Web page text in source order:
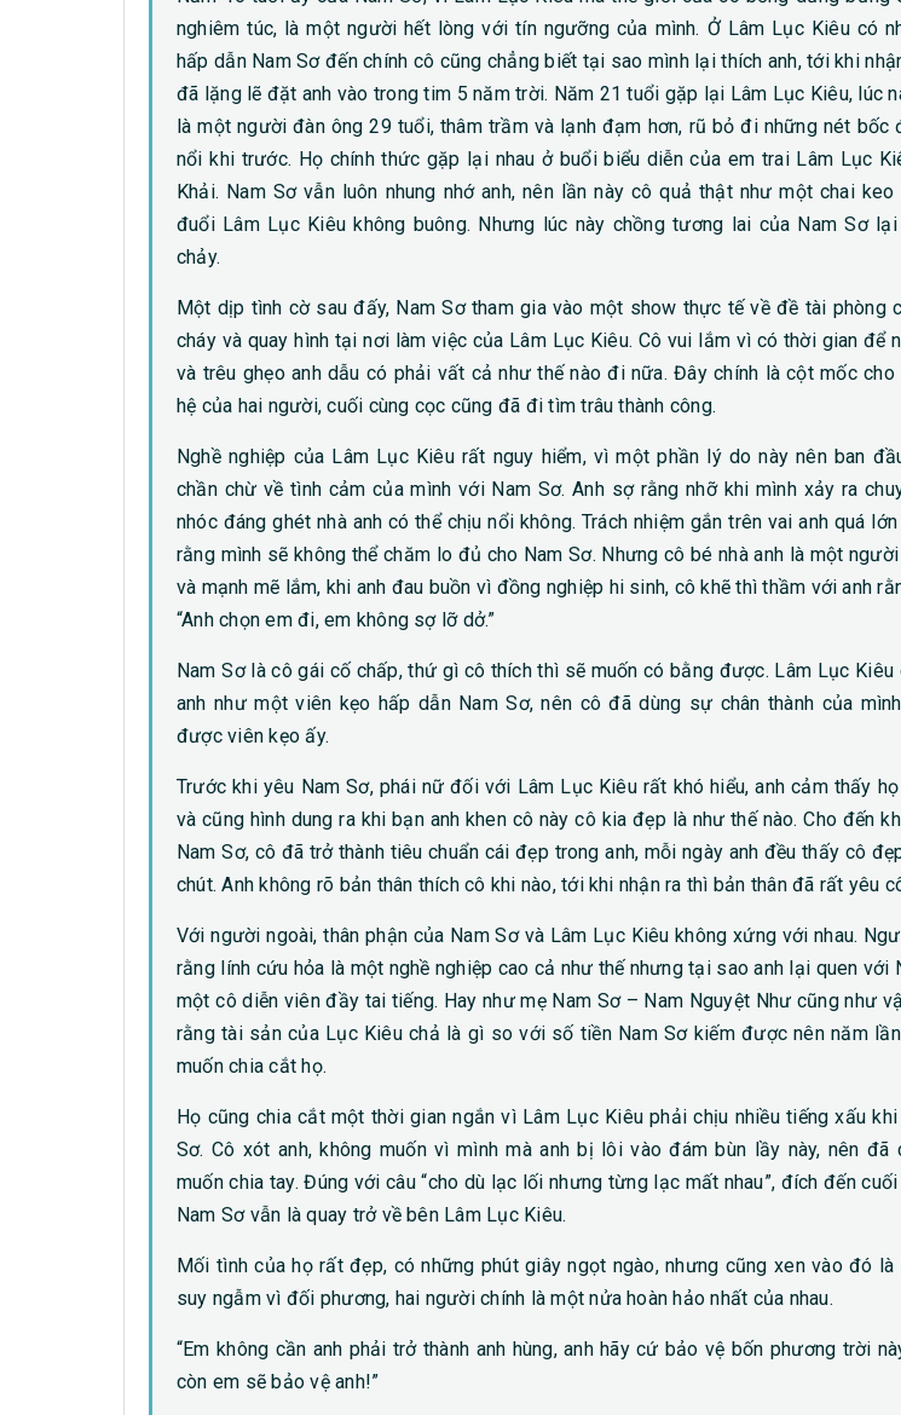
nghiêm túc, là một người hết lòng với tín ngưỡng của mình. Ở Lâm Lục Kiêu có
hấp dẫn Nam Sơ đến chính cô cũng chẳng biết tại sao mình lại thích anh, tới khi
đã lặng lẽ đặt anh vào trong tim 5 năm trời. Năm 21 tuổi gặp lại Lâm Lục Kiêu, lúc
là một người đàn ông 29 tuổi, thâm trầm và lạnh đạm hơn, rũ bỏ đi những nét bốc
nổi khi trước. Họ chính thức gặp lại nhau ở buổi biểu diễn của em trai Lâm Lục
Khải. Nam Sơ vẫn luôn nhung nhớ anh, nên lần này cô quả thật như một chai
đuổi Lâm Lục Kiêu không buông. Nhưng lúc này chồng tương lai của Nam Sơ
chảy.
Một dịp tình cờ sau đấy, Nam Sơ tham gia vào một show thực tế về đề tài phòng
cháy và quay hình tại nơi làm việc của Lâm Lục Kiêu. Cô vui lắm vì có thời gian để
và trêu ghẹo anh dẫu có phải vất cả như thế nào đi nữa. Đây chính là cột mốc cho
hệ của hai người, cuối cùng cọc cũng đã đi tìm trâu thành công.
Nghề nghiệp của Lâm Lục Kiêu rất nguy hiểm, vì một phần lý do này nên ban
chần chừ về tình cảm của mình với Nam Sơ. Anh sợ rằng nhỡ khi mình xảy ra
nhóc đáng ghét nhà anh có thể chịu nổi không. Trách nhiệm gắn trên vai anh quá
rằng mình sẽ không thể chăm lo đủ cho Nam Sơ. Nhưng cô bé nhà anh là một
và mạnh mẽ lắm, khi anh đau buồn vì đồng nghiệp hi sinh, cô khẽ thì thầm với anh
“Anh chọn em đi, em không sợ lỡ dở.”
Nam Sơ là cô gái cố chấp, thứ gì cô thích thì sẽ muốn có bằng được. Lâm Lục Kiêu
anh như một viên kẹo hấp dẫn Nam Sơ, nên cô đã dùng sự chân thành của
được viên kẹo ấy.
Trước khi yêu Nam Sơ, phái nữ đối với Lâm Lục Kiêu rất khó hiểu, anh cảm thấy
và cũng hình dung ra khi bạn anh khen cô này cô kia đẹp là như thế nào. Cho đến
Nam Sơ, cô đã trở thành tiêu chuẩn cái đẹp trong anh, mỗi ngày anh đều thấy cô
chút. Anh không rõ bản thân thích cô khi nào, tới khi nhận ra thì bản thân đã rất yêu
Với người ngoài, thân phận của Nam Sơ và Lâm Lục Kiêu không xứng với nhau.
rằng lính cứu hỏa là một nghề nghiệp cao cả như thế nhưng tại sao anh lại quen với
một cô diễn viên đầy tai tiếng. Hay như mẹ Nam Sơ – Nam Nguyệt Như cũng như
rằng tài sản của Lục Kiêu chả là gì so với số tiền Nam Sơ kiếm được nên năm
muốn chia cắt họ.
Họ cũng chia cắt một thời gian ngắn vì Lâm Lục Kiêu phải chịu nhiều tiếng xấu
Sơ. Cô xót anh, không muốn vì mình mà anh bị lôi vào đám bùn lầy này, nên đã
muốn chia tay. Đúng với câu “cho dù lạc lối nhưng từng lạc mất nhau”, đích đến
Nam Sơ vẫn là quay trở về bên Lâm Lục Kiêu.
Mối tình của họ rất đẹp, có những phút giây ngọt ngào, nhưng cũng xen vào đó là
suy ngẫm vì đối phương, hai người chính là một nửa hoàn hảo nhất của nhau.
“Em không cần anh phải trở thành anh hùng, anh hãy cứ bảo vệ bốn phương trời
còn em sẽ bảo vệ anh!”